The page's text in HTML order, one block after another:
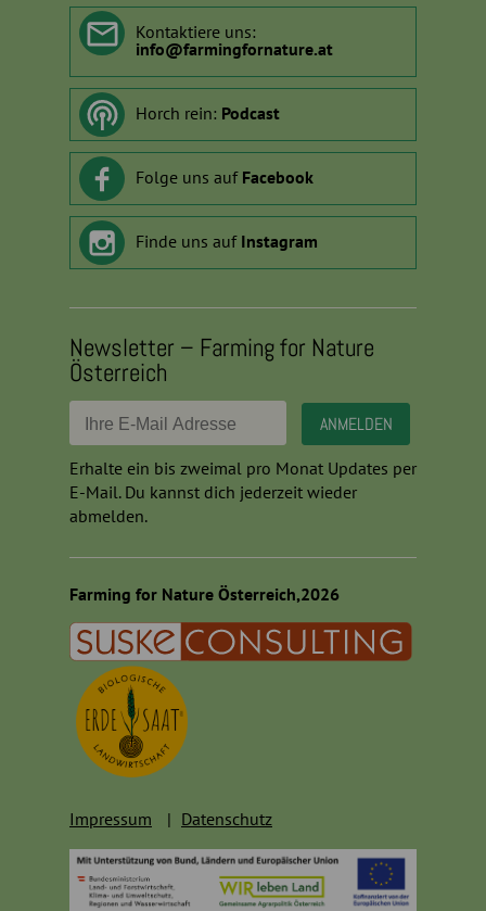
Kontaktiere uns:
info@farmingfornature.at
Horch rein: Podcast
Folge uns auf Facebook
Finde uns auf Instagram
Newsletter – Farming for Nature
Österreich
Erhalte ein bis zweimal pro Monat Updates per
E-Mail. Du kannst dich jederzeit wieder
abmelden.
Farming for Nature Österreich,2026
Impressum Datenschutz